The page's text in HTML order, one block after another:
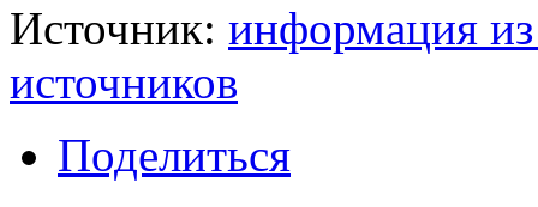
Источник: информация
источников
Поделиться